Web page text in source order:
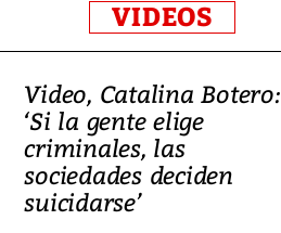
VIDEOS
Video, Catalina Botero:
‘Si la gente elige
criminales, las
sociedades deciden
suicidarse’